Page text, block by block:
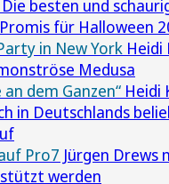
Die besten und
für Halloween
in New York Heidi
Medusa
an dem Ganzen“ Heidi
in Deutschlands
Pro7 Jürgen Drews
werden